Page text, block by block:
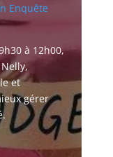
Enquête
à 12h00,
et
gérer